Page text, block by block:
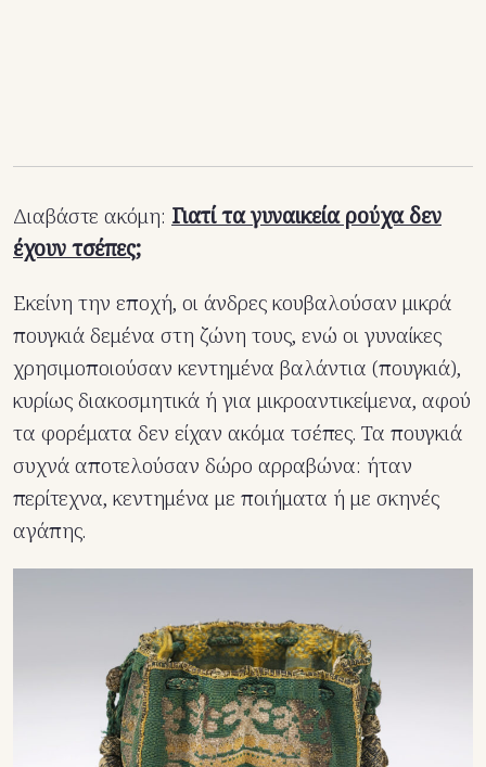
Διαβάστε ακόμη: Γιατί τα γυναικεία ρούχα δεν
έχουν τσέπες;
Εκείνη την εποχή, οι άνδρες κουβαλούσαν μικρά
πουγκιά δεμένα στη ζώνη τους, ενώ οι γυναίκες
χρησιμοποιούσαν κεντημένα βαλάντια (πουγκιά),
κυρίως διακοσμητικά ή για μικροαντικείμενα, αφού
τα φορέματα δεν είχαν ακόμα τσέπες. Τα πουγκιά
συχνά αποτελούσαν δώρο αρραβώνα: ήταν
περίτεχνα, κεντημένα με ποιήματα ή με σκηνές
αγάπης.